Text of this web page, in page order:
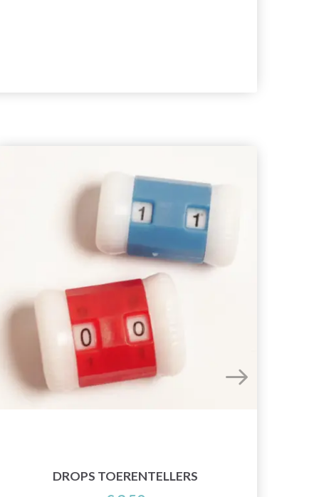
DROPS TOERENTELLERS